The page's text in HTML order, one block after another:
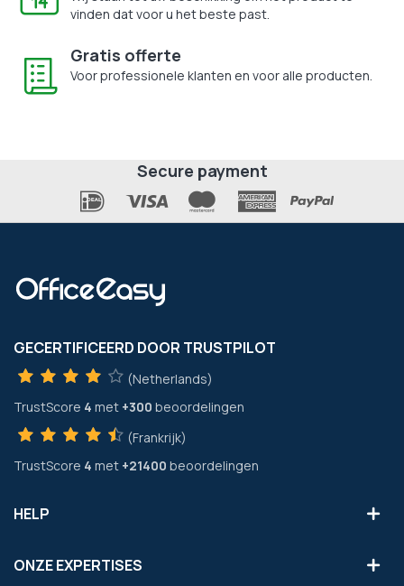
vinden dat voor u het beste past.
Gratis offerte
Voor professionele klanten en voor alle producten.
Secure payment
GECERTIFICEERD DOOR TRUSTPILOT
(Netherlands)
TrustScore 4 met +300 beoordelingen
(Frankrijk)
TrustScore 4 met +21400 beoordelingen
HELP
ONZE EXPERTISES